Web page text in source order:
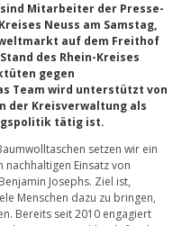
Mitarbeiter der Presse-
Neuss am Samstag,
auf dem Freithof
des Rhein-Kreises
gegen
Team wird unterstützt von
der Kreisverwaltung als
tätig ist.
setzen wir ein
Einsatz von
Josephs. Ziel ist,
Menschen dazu zu bringen,
Bereits seit 2010 engagiert